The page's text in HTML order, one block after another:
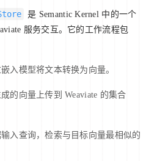
是 Semantic Kernel 中的一个
服务交互。它的工作流程包
入模型将文本转换为向量。
的向量上传到 Weaviate 的集合
输入查询，检索与目标向量最相似的